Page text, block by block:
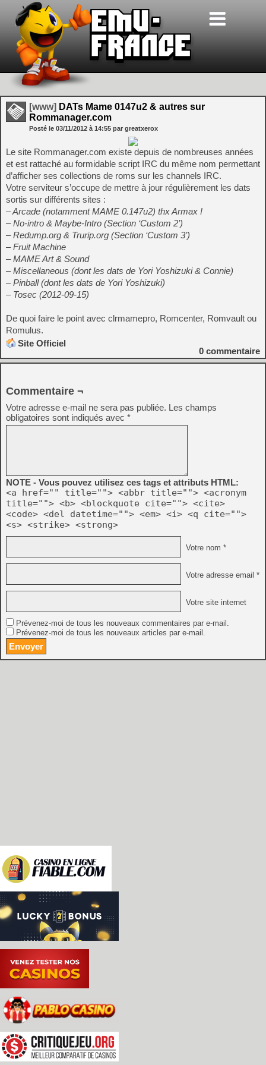
[www] DATs Mame 0147u2 & autres sur
Rommanager.com
Posté le 03/11/2012 à 14:55 par greatxerox
Le site Rommanager.com existe depuis de nombreuses années
et est rattaché au formidable script IRC du même nom permettant
d’afficher ses collections de roms sur les channels IRC.
Votre serviteur s’occupe de mettre à jour régulièrement les dats
sortis sur différents sites :
– Arcade (notamment MAME 0.147u2) thx Armax !
– No-intro & Maybe-Intro (Section ‘Custom 2’)
– Redump.org & Trurip.org (Section ‘Custom 3’)
– Fruit Machine
– MAME Art & Sound
– Miscellaneous (dont les dats de Yori Yoshizuki & Connie)
– Pinball (dont les dats de Yori Yoshizuki)
– Tosec (2012-09-15)
De quoi faire le point avec clrmamepro, Romcenter, Romvault ou
Romulus.
Site Officiel
0 commentaire
Commentaire ¬
Votre adresse e-mail ne sera pas publiée. Les champs
obligatoires sont indiqués avec *
NOTE - Vous pouvez utilisez ces tags et attributs HTML:
<a href="" title=""> <abbr title=""> <acronym
title=""> <b> <blockquote cite=""> <cite>
<code> <del datetime=""> <em> <i> <q cite="">
<s> <strike> <strong>
Votre nom *
Votre adresse email *
Votre site internet
Prévenez-moi de tous les nouveaux commentaires par e-mail.
Prévenez-moi de tous les nouveaux articles par e-mail.